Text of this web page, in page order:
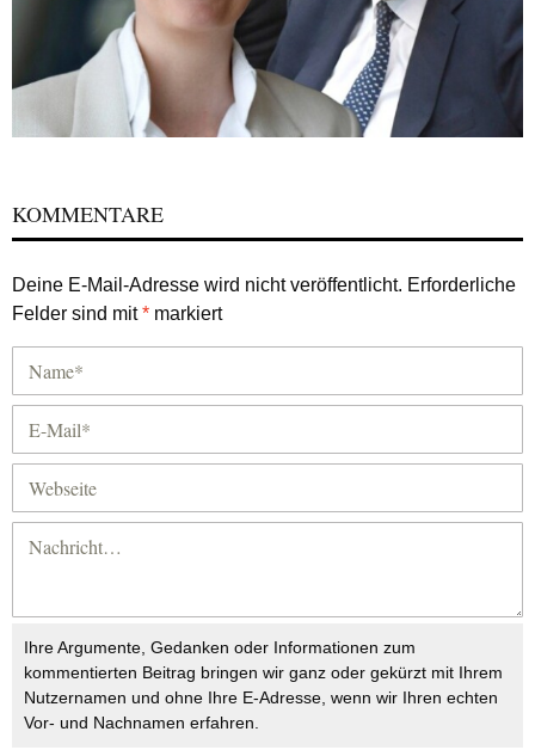
KOMMENTARE
Deine E-Mail-Adresse wird nicht veröffentlicht. Erforderliche
Felder sind mit* markiert
Ihre Argumente, Gedanken oder Informationen zum
kommentierten Beitrag bringen wir ganz oder gekürzt mit Ihrem
Nutzernamen und ohne Ihre E-Adresse, wenn wir Ihren echten
Vor- und Nachnamen erfahren.